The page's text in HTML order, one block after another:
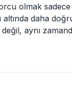
olmak
daha
aynı